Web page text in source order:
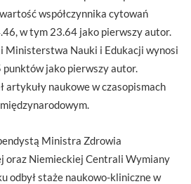
współczynnika cytowań
w tym 23.64 jako pierwszy autor.
Ministerstwa Nauki i Edukacji wynosi
jako pierwszy autor.
artykuły naukowe w czasopismach
Ministra Zdrowia
oraz Niemieckiej Centrali Wymiany
odbył staże naukowo-kliniczne w